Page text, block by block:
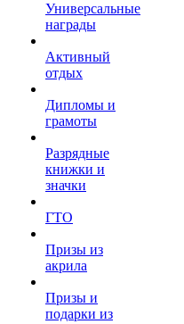
Универсальные
награды
Активный
отдых
Дипломы и
грамоты
Разрядные
книжки и
значки
ГТО
Призы из
акрила
Призы и
подарки из